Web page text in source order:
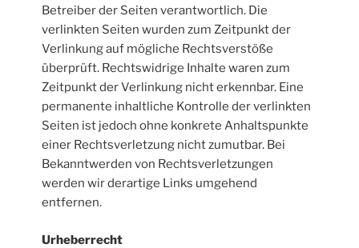
Betreiber der Seiten verantwortlich. Die
verlinkten Seiten wurden zum Zeitpunkt der
Verlinkung auf mögliche Rechtsverstöße
überprüft. Rechtswidrige Inhalte waren zum
Zeitpunkt der Verlinkung nicht erkennbar. Eine
permanente inhaltliche Kontrolle der verlinkten
Seiten ist jedoch ohne konkrete Anhaltspunkte
einer Rechtsverletzung nicht zumutbar. Bei
Bekanntwerden von Rechtsverletzungen
werden wir derartige Links umgehend
entfernen.
Urheberrecht